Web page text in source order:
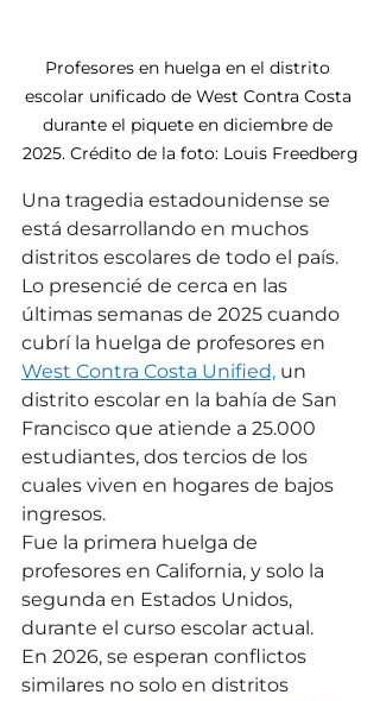
Profesores en huelga en el distrito
escolar unificado de West Contra Costa
durante el piquete en diciembre de
2025. Crédito de la foto: Louis Freedberg
Una tragedia estadounidense se
está desarrollando en muchos
distritos escolares de todo el país.
Lo presencié de cerca en las
últimas semanas de 2025 cuando
cubrí la huelga de profesores en
West Contra Costa Unified, un
distrito escolar en la bahía de San
Francisco que atiende a 25.000
estudiantes, dos tercios de los
cuales viven en hogares de bajos
ingresos.
Fue la primera huelga de
profesores en California, y solo la
segunda en Estados Unidos,
durante el curso escolar actual.
En 2026, se esperan conflictos
similares no solo en distritos